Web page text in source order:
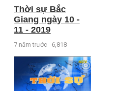
Thời sự Bắc
Giang ngày 10 -
11 - 2019
7 năm trước 6,818